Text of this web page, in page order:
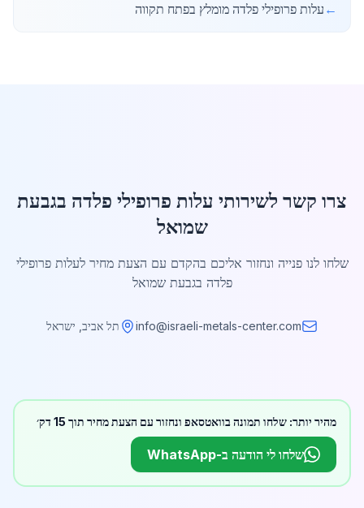
← עלות פרופילי פלדה מומלץ בפתח תקווה
צרו קשר לשירותי עלות פרופילי פלדה בגבעת
שמואל
שלחו לנו פנייה ונחזור אליכם בהקדם עם הצעת מחיר לעלות פרופילי
פלדה בגבעת שמואל
info@israeli-metals-center.com תל אביב, ישראל
מהיר יותר: שלחו תמונה בוואטסאפ ונחזור עם הצעת מחיר תוך 15 דק׳
שלחו לי הודעה ב-WhatsApp